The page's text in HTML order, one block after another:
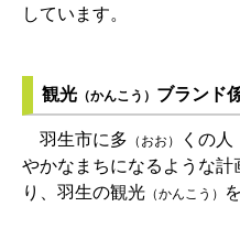
しています。
観光 （かんこう） ブランド
羽生市に多 （おお） くの人
やかなまちになるような計
り、羽生の観光 （かんこう）